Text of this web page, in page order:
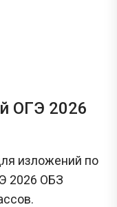
ОГЭ 2026
изложений по
2026 ОБЗ